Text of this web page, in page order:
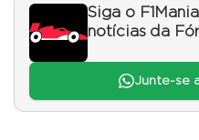
Siga o
notícias da
Junte-se